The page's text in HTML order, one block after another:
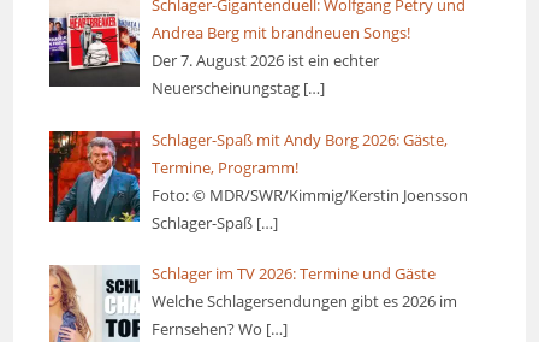
Schlager-Gigantenduell: Wolfgang Petry und
Andrea Berg mit brandneuen Songs!
Der 7. August 2026 ist ein echter
Neuerscheinungstag […]
Schlager-Spaß mit Andy Borg 2026: Gäste,
Termine, Programm!
Foto: © MDR/SWR/Kimmig/Kerstin Joensson
Schlager-Spaß […]
Schlager im TV 2026: Termine und Gäste
Welche Schlagersendungen gibt es 2026 im
Fernsehen? Wo […]